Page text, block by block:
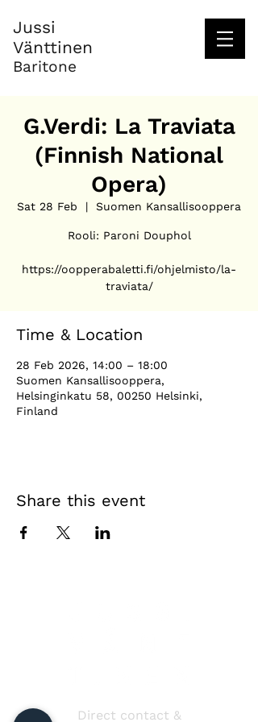
Jussi
Vänttinen
Baritone
G.Verdi: La Traviata
(Finnish National
Opera)
Sat 28 Feb
  |
Suomen Kansallisooppera
Rooli: Paroni Douphol
https://oopperabaletti.fi/ohjelmisto/la-
traviata/
Time & Location
28 Feb 2026, 14:00 – 18:00
Suomen Kansallisooppera,
Helsinginkatu 58, 00250 Helsinki,
Finland
Share this event
Direct contact &